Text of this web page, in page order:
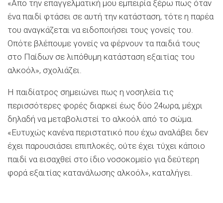
«Απο την επαγγελματική μου εμπειρία ξέρω πως όταν
ένα παιδί φτάσει σε αυτή την κατάσταση, τότε η παρέα
του αναγκάζεται να ειδοποιήσει τους γονείς του.
Οπότε βλέπουμε γονείς να φέρνουν τα παιδιά τους
στο Παίδων σε λιπόθυμη κατάσταση εξαιτίας του
αλκοόλ», σχολιάζει.
Η παιδίατρος σημειώνει πως η νοσηλεία τις
περισσότερες φορές διαρκεί έως δύο 24ωρα, μέχρι
δηλαδή να μεταβολιστεί το αλκοόλ από το σώμα.
«Ευτυχώς κανένα περιστατικό που έχω αναλάβει δεν
έχει παρουσιάσει επιπλοκές, ούτε έχει τύχει κάποιο
παιδί να εισαχθεί στο ίδιο νοσοκομείο για δεύτερη
φορά εξαιτίας κατανάλωσης αλκοόλ», καταλήγει.